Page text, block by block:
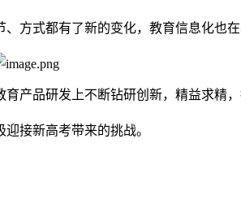
方式都有了新的变化，教育信息化也在
产品研发上不断钻研创新，精益求精，
接新高考带来的挑战。